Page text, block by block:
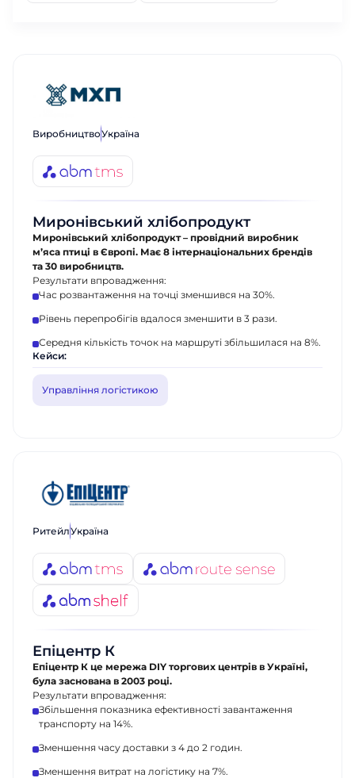
ВиробництвоУкраїна
Миронівський хлібопродукт
Миронівський хлібопродукт – провідний виробник
м’яса птиці в Європі. Має 8 інтернаціональних брендів
та 30 виробництв.
Результати впровадження:
Час розвантаження на точці зменшився на 30%.
Рівень перепробігів вдалося зменшити в 3 рази.
Середня кількість точок на маршруті збільшилася на 8%.
Кейси:
Управління логістикою
РитейлУкраїна
Епіцентр К
Епіцентр К це мережа DIY торгових центрів в Україні,
була заснована в 2003 році.
Результати впровадження:
Збільшення показника ефективності завантаження
транспорту на 14%.
Зменшення часу доставки з 4 до 2 годин.
Зменшення витрат на логістику на 7%.